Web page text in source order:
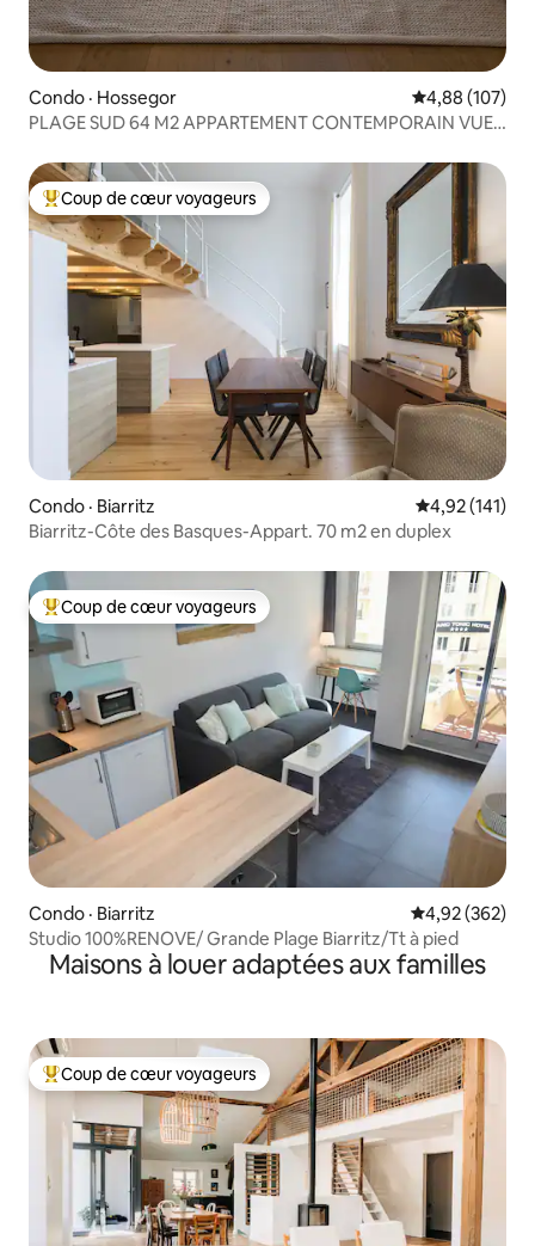
Condo · Hossegor Note
4,88 (107)
PLAGE SUD 64 M2 APPARTEMENT CONTEMPORAIN VUE
Coup de cœur voyageurs parmi les plus aimés
Coup de cœur voyageurs
Condo · Biarritz Note
4,92 (141)
Biarritz-Côte des Basques-Appart. 70 m2 en duplex
Coup de cœur voyageurs parmi les plus aimés
Coup de cœur voyageurs
Condo · Biarritz Note
4,92 (362)
Studio 100%RENOVE/ Grande Plage Biarritz/Tt à pied
Maisons à louer adaptées aux familles
Coup de cœur voyageurs parmi les plus aimés
Coup de cœur voyageurs